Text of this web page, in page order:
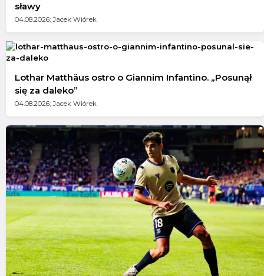
sławy
04.08.2026; Jacek Wiórek
Lothar Matthäus ostro o Giannim Infantino. „Posunął
się za daleko”
04.08.2026; Jacek Wiórek